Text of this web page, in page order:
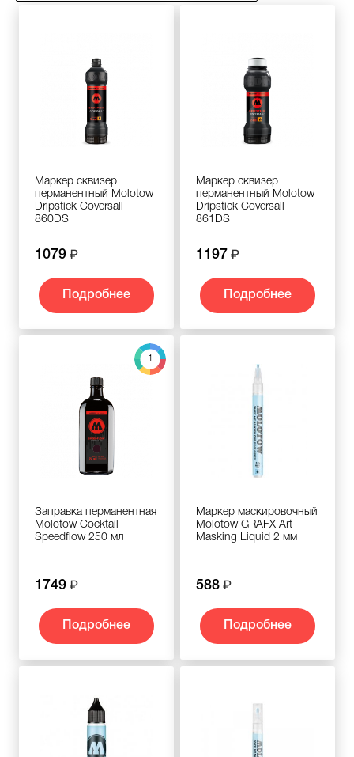
Маркер сквизер
перманентный Molotow
Dripstick Coversall
860DS
1079
Подробнее
Маркер сквизер
перманентный Molotow
Dripstick Coversall
861DS
1197
Подробнее
1
Заправка перманентная
Molotow Cocktail
Speedflow 250 мл
1749
Подробнее
Маркер маскировочный
Molotow GRAFX Art
Masking Liquid 2 мм
588
Подробнее